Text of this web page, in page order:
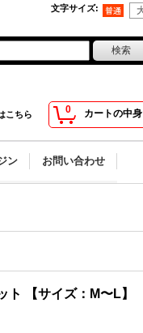
文字サイズ:
0 カートの中身
こちら
ン お問い合わせ
【サイズ：M〜L】